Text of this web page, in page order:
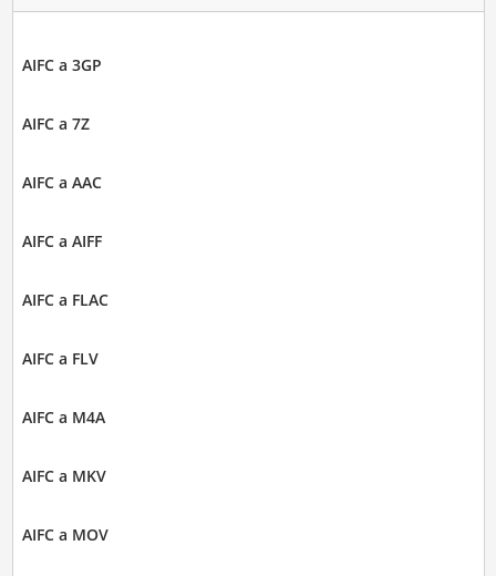
AIFC a 3GP
AIFC a 7Z
AIFC a AAC
AIFC a AIFF
AIFC a FLAC
AIFC a FLV
AIFC a M4A
AIFC a MKV
AIFC a MOV